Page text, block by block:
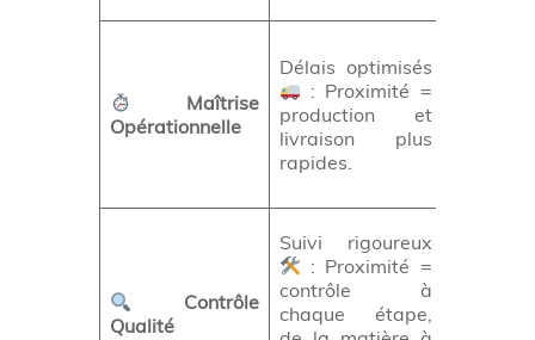
Maîtrise
Opérationnelle
Délais optimisés
: Proximité =
production et
livraison plus
rapides.
Contrôle
Qualité
Suivi rigoureux
: Proximité =
contrôle à
chaque étape,